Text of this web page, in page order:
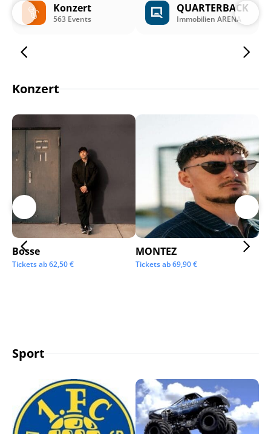
Konzert
563 Events
QUARTERBACK
Immobilien ARENA
Konzert
Bosse
Tickets ab62,50€
MONTEZ
Tickets ab69,90€
Sport